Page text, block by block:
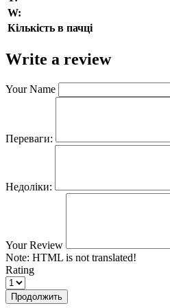
W:
Кількість в пачці
Write a review
Your Name
Переваги:
Недоліки:
Your Review
Note: HTML is not translated!
Rating
Продолжить